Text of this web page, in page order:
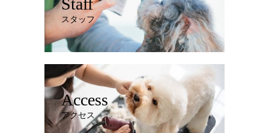
Staff
スタッフ
Access
アクセス